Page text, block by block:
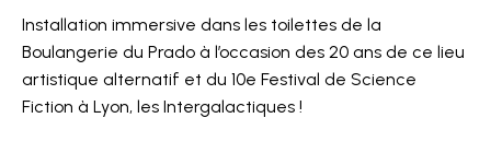
Installation immersive dans les toilettes de la
Boulangerie du Prado à l’occasion des 20 ans de ce lieu
artistique alternatif et du 10e Festival de Science
Fiction à Lyon, les Intergalactiques !